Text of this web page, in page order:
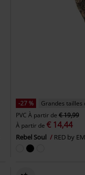
-27 %
Grandes tailles
PVC À partir de € 19,99
À partir de € 14,44
Rebel Soul RED by